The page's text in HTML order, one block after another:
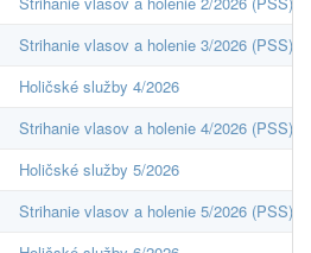
Strihanie vlasov a holenie 3/2026 (PSS)
Holičské služby 4/2026
Strihanie vlasov a holenie 4/2026 (PSS)
Holičské služby 5/2026
Strihanie vlasov a holenie 5/2026 (PSS)